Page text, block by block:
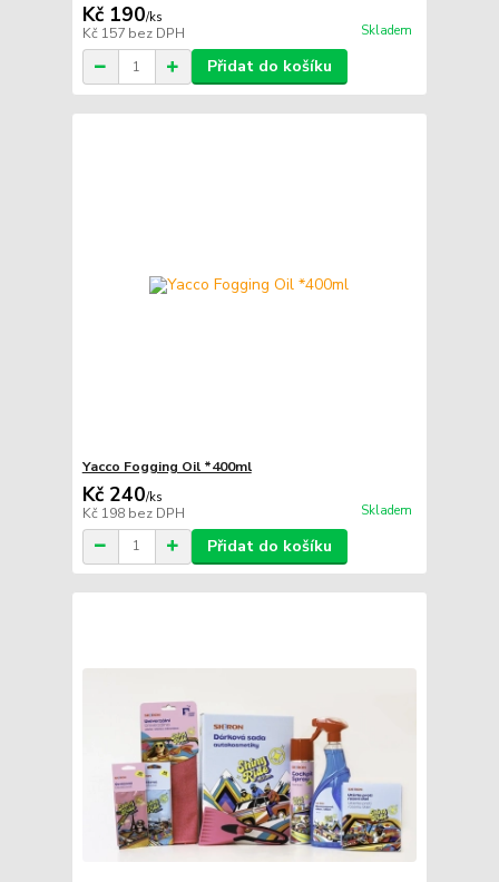
Kč 190/ks
Kč 157 bez DPH Skladem
Přidat do košíku
Yacco Fogging Oil *400ml
Kč 240/ks
Kč 198 bez DPH Skladem
Přidat do košíku